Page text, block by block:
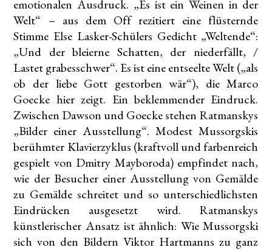
emotionalen Ausdruck. „Es ist ein Weinen in der
Welt“ – aus dem Off rezitiert eine flüsternde
Stimme Else Lasker-Schülers Gedicht „Weltende“:
„Und der bleierne Schatten, der niederfällt, /
Lastet grabesschwer“. Es ist eine entseelte Welt („als
ob der liebe Gott gestorben wär“), die Marco
Goecke hier zeigt. Ein beklemmender Eindruck.
Zwischen Dawson und Goecke stehen Ratmanskys
„Bilder einer Ausstellung“. Modest Mussorgskis
berühmter Klavierzyklus (kraftvoll und farbenreich
gespielt von Dmitry Mayboroda) empfindet nach,
wie der Besucher einer Ausstellung von Gemälde
zu Gemälde schreitet und so unterschiedlichsten
Eindrücken ausgesetzt wird. Ratmanskys
künstlerischer Ansatz ist ähnlich: Wie Mussorgski
sich von den Bildern Viktor Hartmanns zu ganz